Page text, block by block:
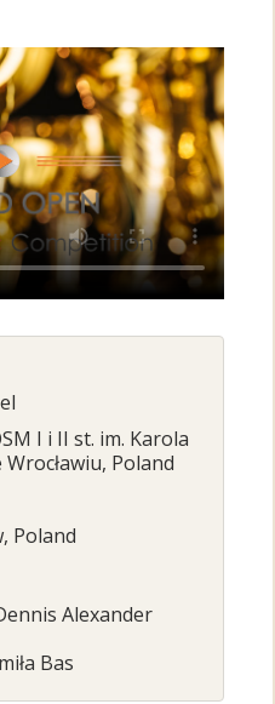
I i II st. im. Karola
Poland
Poland
Alexander
Bas